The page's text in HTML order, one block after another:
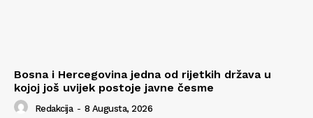
Bosna i Hercegovina jedna od rijetkih država u
kojoj još uvijek postoje javne česme
Redakcija - 8 Augusta, 2026